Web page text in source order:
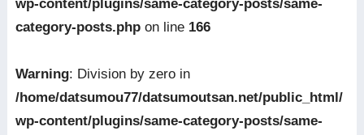
wp-content/plugins/same-category-posts/same-
category-posts.phpon line 166
Warning: Division by zero in
/home/datsumou77/datsumoutsan.net/public_html/
wp-content/plugins/same-category-posts/same-